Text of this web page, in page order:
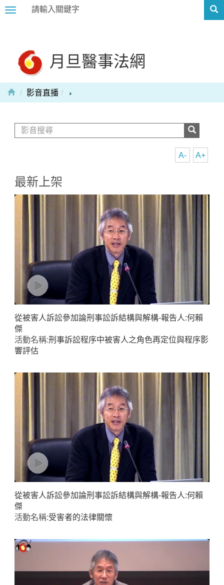
Toggle
月旦醫事法網
Home
影音直播
A+
A-
最新上架
從被害人訴訟參加論刑事訟訴結構與解構-報告人:何賴
傑
活動名稱:刑事訴訟程序中被害人之角色再定位與程序影
響評估
從被害人訴訟參加論刑事訟訴結構與解構-報告人:何賴
傑
活動名稱:受害者的法律關懷